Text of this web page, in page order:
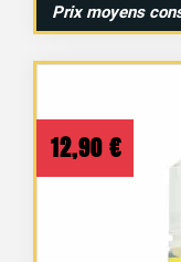
Prix moyens
12,90 €